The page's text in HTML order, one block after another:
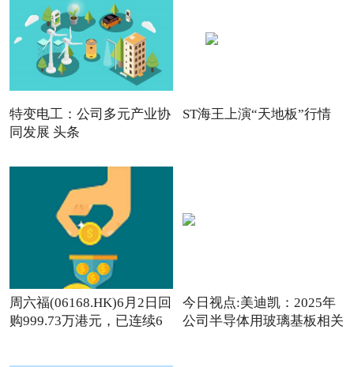
特变电工：公司多元产业协
同发展 头条
ST海王上演“天地板”行情
周六福(06168.HK)6月2日回
购999.73万港元，已连续6
今日视点:美迪凯：2025年
公司半导体用玻璃基板相关